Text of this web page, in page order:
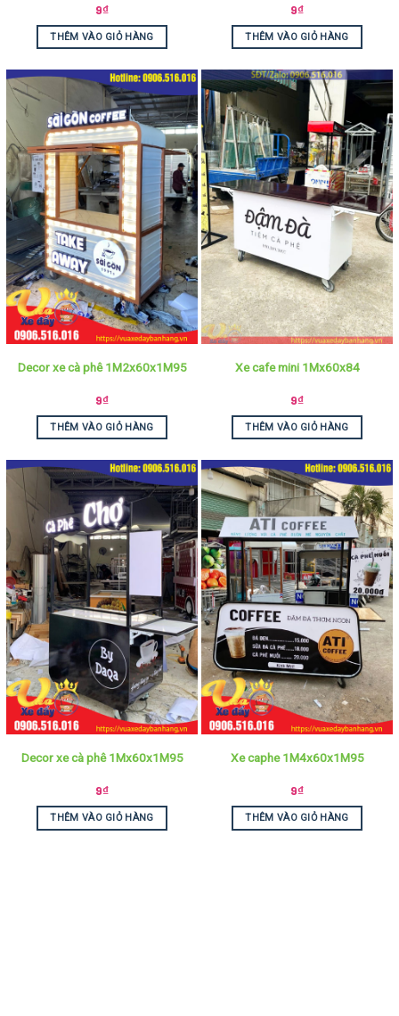
9₫
THÊM VÀO GIỎ HÀNG
9₫
THÊM VÀO GIỎ HÀNG
Decor xe cà phê 1M2x60x1M95
9₫
THÊM VÀO GIỎ HÀNG
Xe cafe mini 1Mx60x84
9₫
THÊM VÀO GIỎ HÀNG
Decor xe cà phê 1Mx60x1M95
9₫
THÊM VÀO GIỎ HÀNG
Xe caphe 1M4x60x1M95
9₫
THÊM VÀO GIỎ HÀNG